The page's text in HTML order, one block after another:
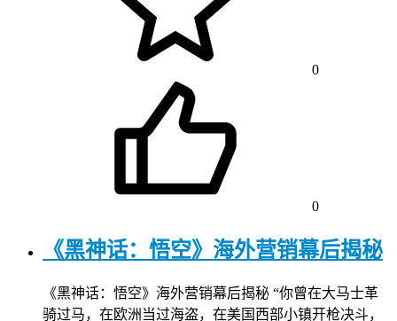
0
0
《黑神话：悟空》海外营销幕后揭秘
《黑神话：悟空》海外营销幕后揭秘 “你曾在大马士革
骑过马，在欧洲当过海盗，在美国西部小镇开枪决斗，